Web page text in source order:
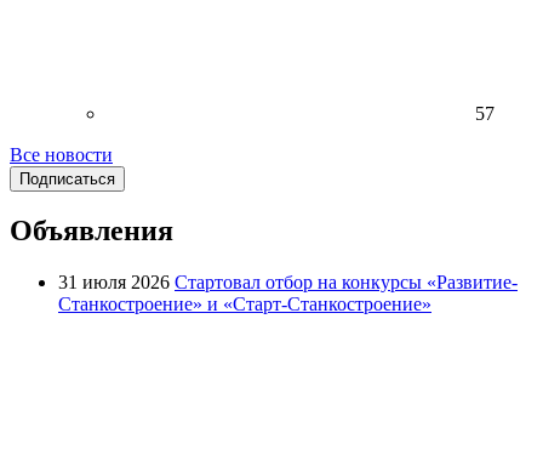
57
Все новости
Подписаться
Объявления
31 июля 2026 Стартовал отбор на конкурсы «Развитие-
Станкостроение» и «Старт-Станкостроение»